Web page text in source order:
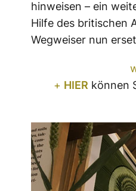
hinweisen – ein
Hilfe des britischen
Wegweiser nun
+ HIER können